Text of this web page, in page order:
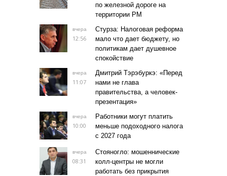
по железной дороге на
территории РМ
вчера
12:56
Стурза: Налоговая реформа
мало что дает бюджету, но
политикам дает душевное
спокойствие
вчера
11:07
Дмитрий Тэрэбуркэ: «Перед
нами не глава
правительства, а человек-
презентация»
вчера
10:00
Работники могут платить
меньше подоходного налога
с 2027 года
вчера
08:31
Стояногло: мошеннические
колл-центры не могли
работать без прикрытия